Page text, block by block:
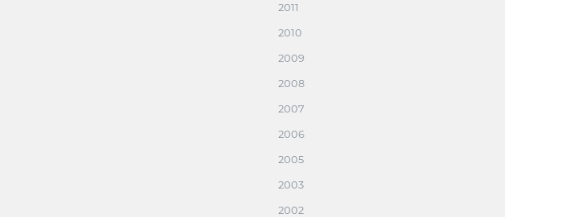
2011
2010
2009
2008
2007
2006
2005
2003
2002